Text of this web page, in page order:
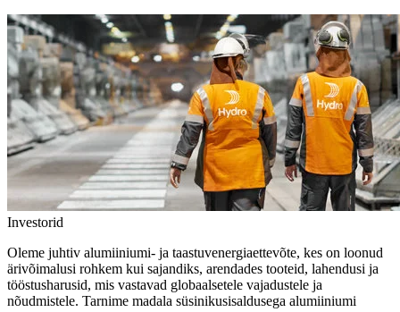
Investorid
Oleme juhtiv alumiiniumi- ja taastuvenergiaettevõte, kes on loonud
ärivõimalusi rohkem kui sajandiks, arendades tooteid, lahendusi ja
tööstusharusid, mis vastavad globaalsetele vajadustele ja
nõudmistele. Tarnime madala süsinikusisaldusega alumiiniumi